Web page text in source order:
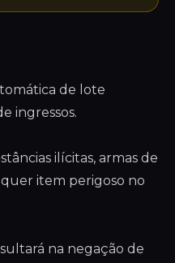
de lote
ingressos.
ilícitas, armas de
item perigoso no
na negação de